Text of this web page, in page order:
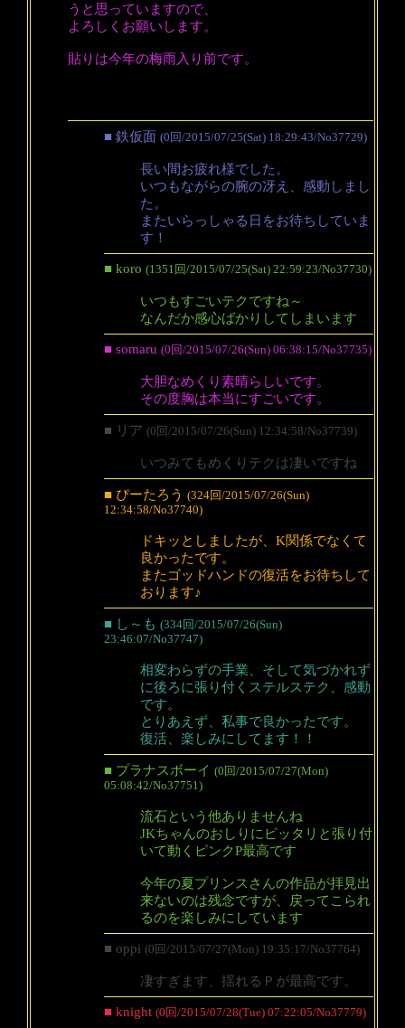
うと思っていますので、
よろしくお願いします。
貼りは今年の梅雨入り前です。
■ 鉄仮面 (0回/2015/07/25(Sat) 18:29:43/No37729)
長い間お疲れ様でした。
いつもながらの腕の冴え、感動しまし
た。
またいらっしゃる日をお待ちしていま
す！
■ koro (1351回/2015/07/25(Sat) 22:59:23/No37730)
いつもすごいテクですね～
なんだか感心ばかりしてしまいます
■ somaru (0回/2015/07/26(Sun) 06:38:15/No37735)
大胆なめくり素晴らしいです。
その度胸は本当にすごいです。
■ リア (0回/2015/07/26(Sun) 12:34:58/No37739)
いつみてもめくりテクは凄いですね
■ ぴーたろう (324回/2015/07/26(Sun)
12:34:58/No37740)
ドキッとしましたが、K関係でなくて
良かったです。
またゴッドハンドの復活をお待ちして
おります♪
■ し～も (334回/2015/07/26(Sun)
23:46:07/No37747)
相変わらずの手業、そして気づかれず
に後ろに張り付くステルステク、感動
です。
とりあえず、私事で良かったです。
復活、楽しみにしてます！！
■ プラナスボーイ (0回/2015/07/27(Mon)
05:08:42/No37751)
流石という他ありませんね
JKちゃんのおしりにピッタリと張り付
いて動くピンクP最高です
今年の夏プリンスさんの作品が拝見出
来ないのは残念ですが、戻ってこられ
るのを楽しみにしています
■ oppi (0回/2015/07/27(Mon) 19:35:17/No37764)
凄すぎます、揺れるＰが最高です。
■ knight (0回/2015/07/28(Tue) 07:22:05/No37779)